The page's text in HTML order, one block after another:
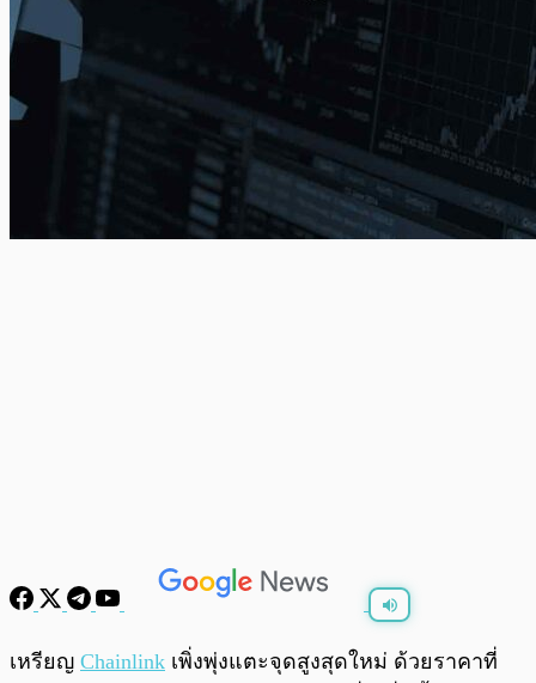
0:00
เหรียญ Chainlink เพิ่งพุ่งแตะจุดสูงสุดใหม่ ด้วยราคาที่